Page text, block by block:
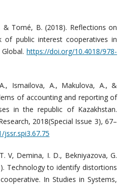
& Tomé, B. (2018). Reflections on
of public interest cooperatives in
Global.https://doi.org/10.4018/978-
Ismailova, A., Makulova, A., &
of accounting and reporting of
in the republic of Kazakhstan.
2018(Special Issue 3), 67–
V, Demina, I. D., Bekniyazova, G.
Technology to identify distortions
In Studies in Systems,